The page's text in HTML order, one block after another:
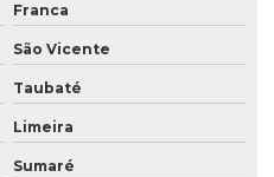
Franca
São Vicente
Taubaté
Limeira
Sumaré